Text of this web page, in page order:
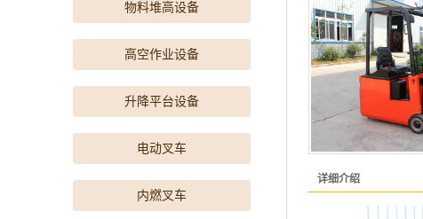
物料堆高设备
高空作业设备
升降平台设备
电动叉车
内燃叉车
详细介绍